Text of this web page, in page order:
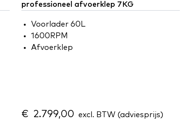
professioneel afvoerklep 7KG
Voorlader 60L
1600RPM
Afvoerklep
€ 2.799,00 excl. BTW (adviesprijs)